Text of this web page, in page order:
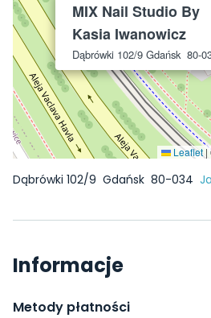
MIX Nail Studio By
Kasia Iwanowicz
Dąbrówki 102/9 Gdańsk 80-
Leaflet |
Dąbrówki 102/9 Gdańsk 80-034
Informacje
Metody płatności